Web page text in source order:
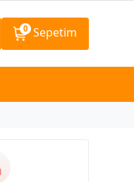
0 Sepetim